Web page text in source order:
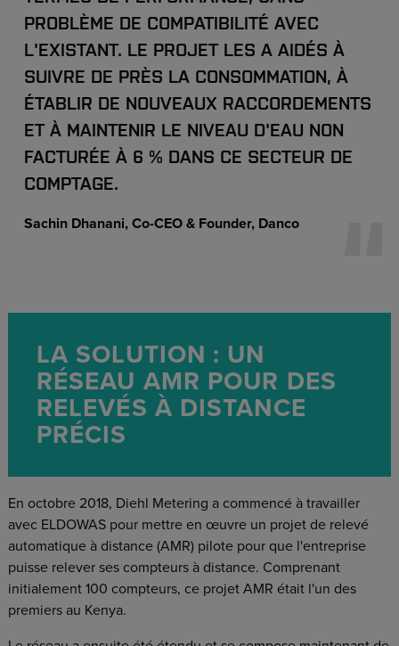
PROBLÈME DE COMPATIBILITÉ AVEC
L'EXISTANT. LE PROJET LES A AIDÉS À
SUIVRE DE PRÈS LA CONSOMMATION, À
ÉTABLIR DE NOUVEAUX RACCORDEMENTS
ET À MAINTENIR LE NIVEAU D'EAU NON
FACTURÉE À 6 % DANS CE SECTEUR DE
COMPTAGE.
Sachin Dhanani, Co-CEO & Founder, Danco
LA SOLUTION : UN
RÉSEAU AMR POUR DES
RELEVÉS À DISTANCE
PRÉCIS
En octobre 2018, Diehl Metering a commencé à travailler
avec ELDOWAS pour mettre en œuvre un projet de relevé
automatique à distance (AMR) pilote pour que l'entreprise
puisse relever ses compteurs à distance. Comprenant
initialement 100 compteurs, ce projet AMR était l'un des
premiers au Kenya.